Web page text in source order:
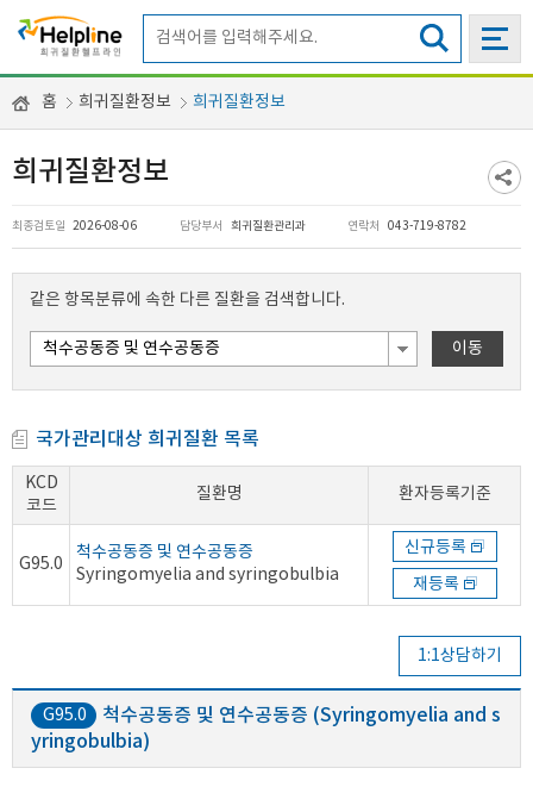
홈 희귀질환정보 희귀질환정보
희귀질환정보
최종검토일 2026-08-06 담당부서 희귀질환관리과 연락처 043-719-8782
같은 항목분류에 속한 다른 질환을 검색합니다.
이동
국가관리대상 희귀질환 목록
KCD
코드
질환명 환자등록기준
G95.0
척수공동증 및 연수공동증
Syringomyelia and syringobulbia
신규등록
재등록
1:1상담하기
G95.0
척수공동증 및 연수공동증 (Syringomyelia and s
yringobulbia)